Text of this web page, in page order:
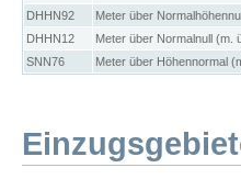
DHHN92
Meter über
DHHN12
Meter über Normalnull (m.
SNN76
Meter über Höhennormal